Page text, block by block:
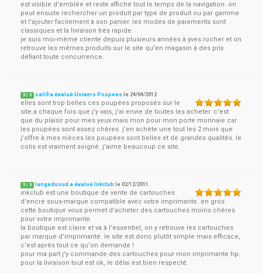
est visible d'emblée et reste affiché tout le temps de la navigation. on
peut ensuite rechercher un produit par type de produit ou par gamme
et l'ajouter facilement à son panier. les modes de paiements sont
classiques et la livraison très rapide.
je suis moi-même cliente depuis plusieurs années à yves rocher et on
retrouve les mêmes produits sur le site qu'en magasin à des prix
défiant toute concurrence.
5 / 5 sali9 a évalué Univers Poupees le 24/04/2012
elles sont trop belles ces poupées proposés sur le
site.a chaque fois que j'y vais, j'ai envie de toutes les acheter. c'est
que du plaisir pour mes yeux mais mon pour mon porte monnaie car
les poupées sont assez chères. j'en achète une tout les 2 mois que
j'offre à mes nièces.les poupées sont belles et de grandes qualités. le
colis est vraiment soigné. j'aime beaucoup ce site.
5 / 5 langedusud a évalué Inkclub le02/12/2011
inkclub est une boutique de vente de cartouches
d'encre sous-marque compatible avec votre imprimante. en gros
cette boutique vous permet d'acheter des cartouches moins chères
pour votre imprimante.
la boutique est claire et va à l'essentiel, on y retrouve les cartouches
par marque d’imprimante. le site est donc plutôt simple mais efficace,
c'est après tout ce qu'on demande !
pour ma part j'y commande des cartouches pour mon imprimante hp.
pour la livraison tout est ok, le délai est bien respecté.